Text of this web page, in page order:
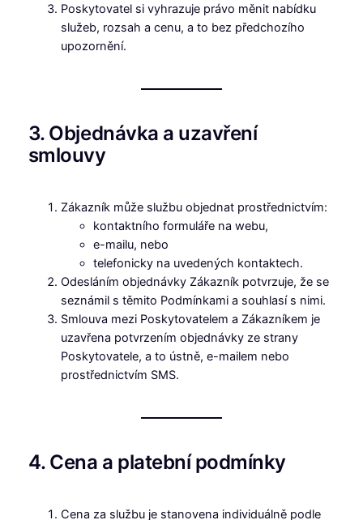
Poskytovatel si vyhrazuje právo měnit nabídku
služeb, rozsah a cenu, a to bez předchozího
upozornění.
3. Objednávka a uzavření
smlouvy
Zákazník může službu objednat prostřednictvím:
kontaktního formuláře na webu,
e-mailu, nebo
telefonicky na uvedených kontaktech.
Odesláním objednávky Zákazník potvrzuje, že se
seznámil s těmito Podmínkami a souhlasí s nimi.
Smlouva mezi Poskytovatelem a Zákazníkem je
uzavřena potvrzením objednávky ze strany
Poskytovatele, a to ústně, e-mailem nebo
prostřednictvím SMS.
4. Cena a platební podmínky
Cena za službu je stanovena individuálně podle